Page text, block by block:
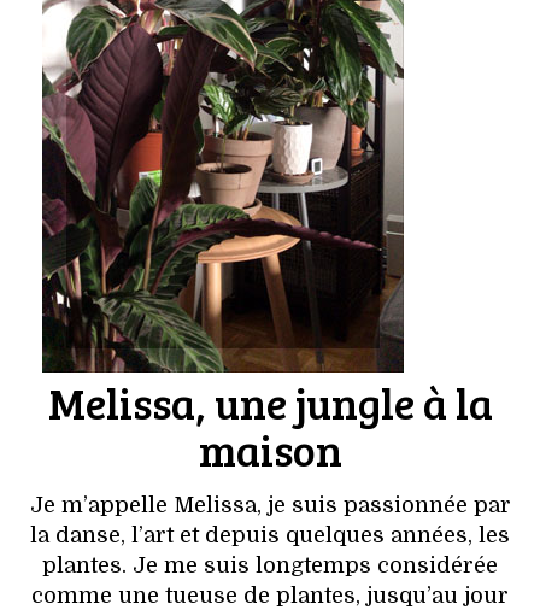
Melissa, une jungle à la
maison
Je m’appelle Melissa, je suis passionnée par
la danse, l’art et depuis quelques années, les
plantes. Je me suis longtemps considérée
comme une tueuse de plantes, jusqu’au jour